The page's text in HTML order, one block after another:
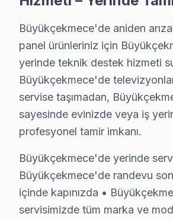
• Büyükçekmece servisimizde
Büyükçekmece'de garanti dışı
Büyükçekmece'da Aynı
Arızalı televizyonlarınız günlük
Hızlı servis avantajlarımız:
• Büyükçekmece'de ekspres
• Teknisyen yolda iken anlık
• Büyükçekmece parça temin
• Büyükçekmece'de iş yerine özel
• Servis tamamlandığında e-
Büyükçekmece'da Hisense
Büyükçekmece'de aniden
panel ürünleriniz için
yerinde teknik destek hizmeti
Büyükçekmece'de
servise taşımadan,
sayesinde evinizde veya iş
profesyonel tamir imkanı.
Büyükçekmece'de yerinde
Büyükçekmece'de randevu
içinde kapınızda •
servisimizde tüm marka ve